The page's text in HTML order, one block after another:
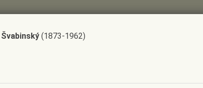
(1873-1962)
česká grafika